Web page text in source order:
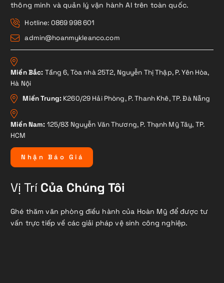
thông minh và quản lý vận hành AI trên toàn quốc.
Hotline: 0869 998 601
admin@hoanmykleanco.com
Miền Bắc: Tầng 6, Tòa nhà 25T2, Nguyễn Thị Thập, P. Yên Hòa,
Hà Nội
Miền Trung: K260/29 Hải Phòng, P. Thanh Khê, TP. Đà Nẵng
Miền Nam: 125/83 Nguyễn Văn Thương, P. Thạnh Mỹ Tây, TP.
HCM
N hậ n B á o G i á
Vị TríCủa Chúng Tôi
Ghé thăm văn phòng điều hành của Hoàn Mỹ để được tư
vấn trực tiếp về các giải pháp vệ sinh công nghiệp.